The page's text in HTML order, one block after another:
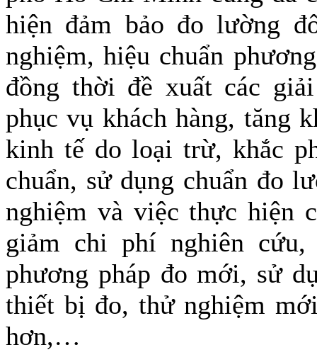
hiện đảm bảo đo lường
nghiệm, hiệu chuẩn
đồng thời đề xuất các
phục vụ khách hàng, tăng
kinh tế do loại trừ, khắc
chuẩn, sử dụng chuẩn đo
nghiệm và việc thực hiện
giảm chi phí nghiên
phương pháp đo mới, sử
thiết bị đo, thử nghiệm
hơn,…